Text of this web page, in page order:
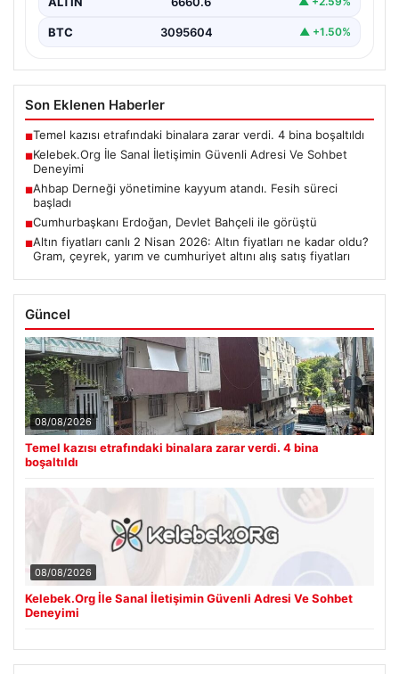
BTC 3095604 ▲ +1.50%
Son Eklenen Haberler
■Temel kazısı etrafındaki binalara zarar verdi. 4 bina boşaltıldı
■Kelebek.Org İle Sanal İletişimin Güvenli Adresi Ve Sohbet
Deneyimi
■Ahbap Derneği yönetimine kayyum atandı. Fesih süreci
başladı
■Cumhurbaşkanı Erdoğan, Devlet Bahçeli ile görüştü
■Altın fiyatları canlı 2 Nisan 2026: Altın fiyatları ne kadar oldu?
Gram, çeyrek, yarım ve cumhuriyet altını alış satış fiyatları
Güncel
08/08/2026
Temel kazısı etrafındaki binalara zarar verdi. 4 bina
boşaltıldı
08/08/2026
Kelebek.Org İle Sanal İletişimin Güvenli Adresi Ve Sohbet
Deneyimi